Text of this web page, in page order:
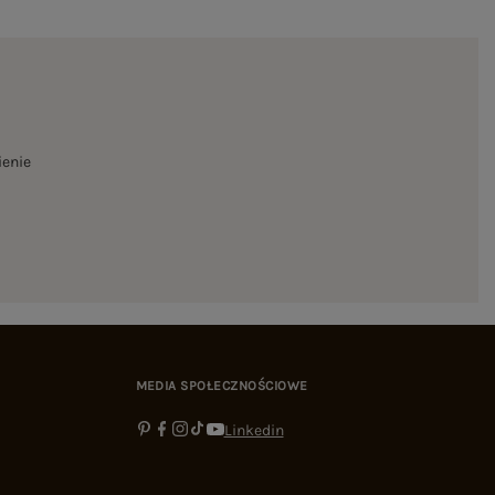
MEDIA SPOŁECZNOŚCIOWE
Linkedin